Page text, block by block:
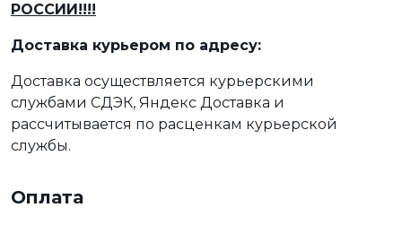
РОССИИ!!!!
Доставка курьером по адресу:
Доставка осуществляется курьерскими
службами СДЭК, Яндекс Доставка и
рассчитывается по расценкам курьерской
службы.
Оплата